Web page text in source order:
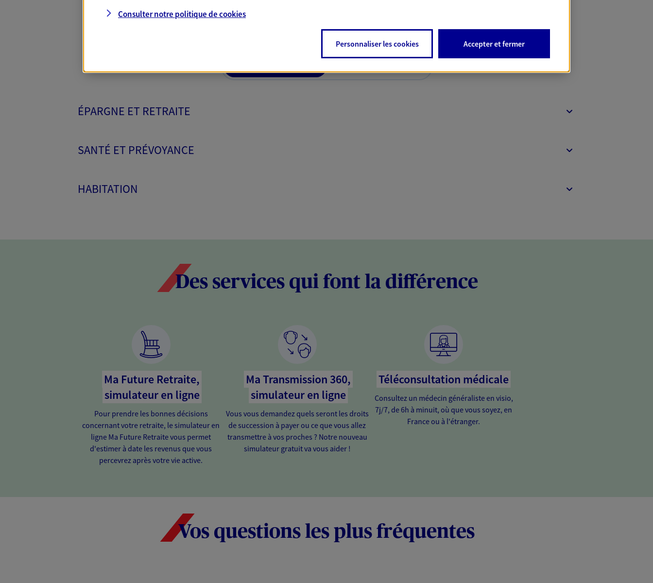
Toutes nos solutions AXA Épargne et Protection
ÉPARGNE ET RETRAITE
SANTÉ ET PRÉVOYANCE
HABITATION
Des services qui font la différence
Ma Future Retraite,
simulateur en ligne
Pour prendre les bonnes décisions
concernant votre retraite, le simulateur en
ligne Ma Future Retraite vous permet
d'estimer à date les revenus que vous
percevrez après votre vie active.
Ma Transmission 360,
simulateur en ligne
Vous vous demandez quels seront les droits
de succession à payer ou ce que vous allez
transmettre à vos proches ? Notre nouveau
simulateur gratuit va vous aider !
Téléconsultation médicale
Consultez un médecin généraliste en visio,
7j/7, de 6h à minuit, où que vous soyez, en
France ou à l'étranger.
Vos questions les plus fréquentes
Consulter notre politique decookies
Personnaliser les cookies Accepter et fermer